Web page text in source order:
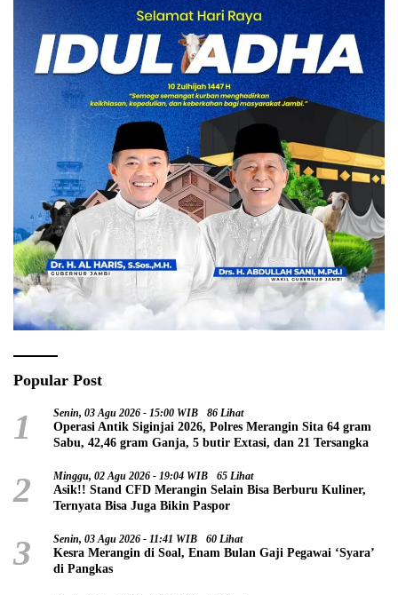
Popular Post
1 Senin, 03 Agu 2026 - 15:00 WIB 86 Lihat
Operasi Antik Siginjai 2026, Polres Merangin Sita 64 gram
Sabu, 42,46 gram Ganja, 5 butir Extasi, dan 21 Tersangka
2 Minggu, 02 Agu 2026 - 19:04 WIB 65 Lihat
Asik!! Stand CFD Merangin Selain Bisa Berburu Kuliner,
Ternyata Bisa Juga Bikin Paspor
3 Senin, 03 Agu 2026 - 11:41 WIB 60 Lihat
Kesra Merangin di Soal, Enam Bulan Gaji Pegawai ‘Syara’
di Pangkas